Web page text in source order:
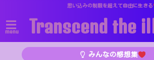
思い込みの制限を超えて自由に生きる
menu Transcend the
みんなの感想集